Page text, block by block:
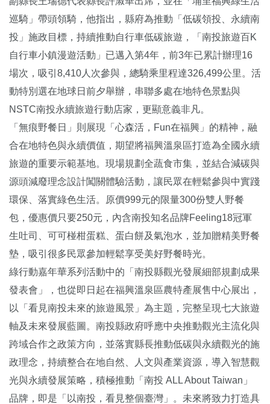
巡騎」帶頭領騎，他指出，縣府為推動「低碳領投、永續南
投」施政目標，持續推動自行車低碳旅遊，「南投旅遊百K
自行車小鎮漫遊活動」已邁入第4年，前3年已累計辦理16
場次，吸引8,410人次參與，總騎乘里程達326,499公里。活
動特別選在地球日前夕舉辦，串聯多處在地特色景點與
NSTC南投永續旅遊行動店家，更顯意義非凡。
「無痕野餐日」則展現「心森活，Fun在福興」的精神，融
合在地特色與永續價值，期望將福興溫泉區打造為全國永續
旅遊的重要示範基地。現場規劃全蔬食市集，並結合減碳與
源頭減廢理念設計闖關體驗活動，讓民眾在輕鬆參與中實踐
環保、落實綠色生活。原價999元的限量300份雙人野餐
包，優惠價只要250元，內含南投知名品牌Feeling18冠軍
生吐司、可可椪柑蛋糕、蛋白餅及氣泡水，並加贈精美野餐
墊，吸引很多民眾參加輕鬆享受美好野餐時光。
綠行動嘉年華系列活動中的「南投縣觀光發展細部規劃成果
發表會」，也從即日起在福興溫泉區農特產展售中心展出，
以「看見南投未來的旅遊風景」為主題，完整呈現七大旅遊
軸及未來發展藍圖。南投縣政府呼應中央推動觀光主流化與
跨域合作之政策方向，並落實縣長推動低碳與永續觀光的施
政理念，持續整合在地自然、人文與產業資源，導入智慧觀
光與永續發展策略，積極推動「南投 ALL About Taiwan」
品牌，即是「以南投，看見整個臺灣」。未來將致力打造具